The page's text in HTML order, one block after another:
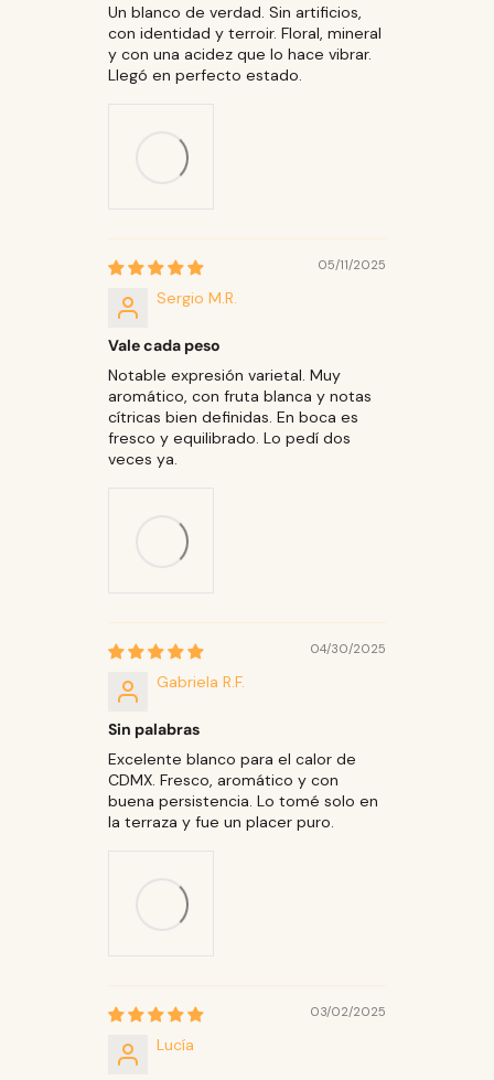
Un blanco de verdad. Sin artificios,
con identidad y terroir. Floral, mineral
y con una acidez que lo hace vibrar.
Llegó en perfecto estado.
05/11/2025
Sergio M.R.
Vale cada peso
Notable expresión varietal. Muy
aromático, con fruta blanca y notas
cítricas bien definidas. En boca es
fresco y equilibrado. Lo pedí dos
veces ya.
04/30/2025
Gabriela R.F.
Sin palabras
Excelente blanco para el calor de
CDMX. Fresco, aromático y con
buena persistencia. Lo tomé solo en
la terraza y fue un placer puro.
03/02/2025
Lucía